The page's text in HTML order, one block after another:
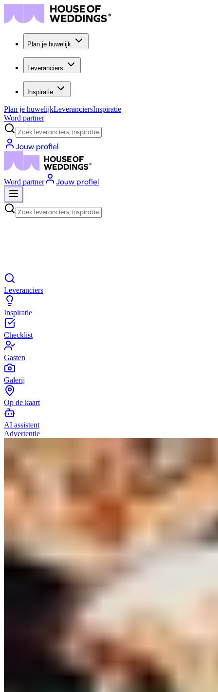
Plan je huwelijk
Leveranciers
Inspiratie
Plan je huwelijkLeveranciersInspiratie
Word partner
Zoek leveranciers, inspiratie...
Jouw profiel
Word partner Jouw profiel
Zoek leveranciers, inspiratie...
Leveranciers
Inspiratie
Checklist
Gasten
Galerij
Op de kaart
AI assistent
Advertentie